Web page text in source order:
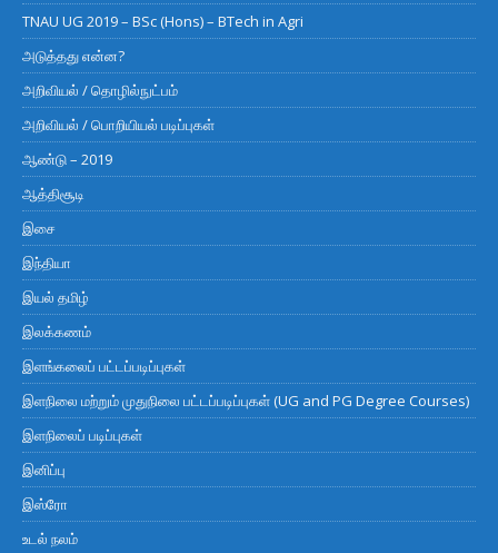
TNAU UG 2019 – BSc (Hons) – BTech in Agri
அடுத்தது என்ன?
அறிவியல் / தொழில்நுட்பம்
அறிவியல் / பொறியியல் படிப்புகள்
ஆண்டு – 2019
ஆத்திசூடி
இசை
இந்தியா
இயல் தமிழ்
இலக்கணம்
இளங்கலைப் பட்டப்படிப்புகள்
இளநிலை மற்றும் முதுநிலை பட்டப்படிப்புகள் (UG and PG Degree Courses)
இளநிலைப் படிப்புகள்
இனிப்பு
இஸ்ரோ
உடல் நலம்